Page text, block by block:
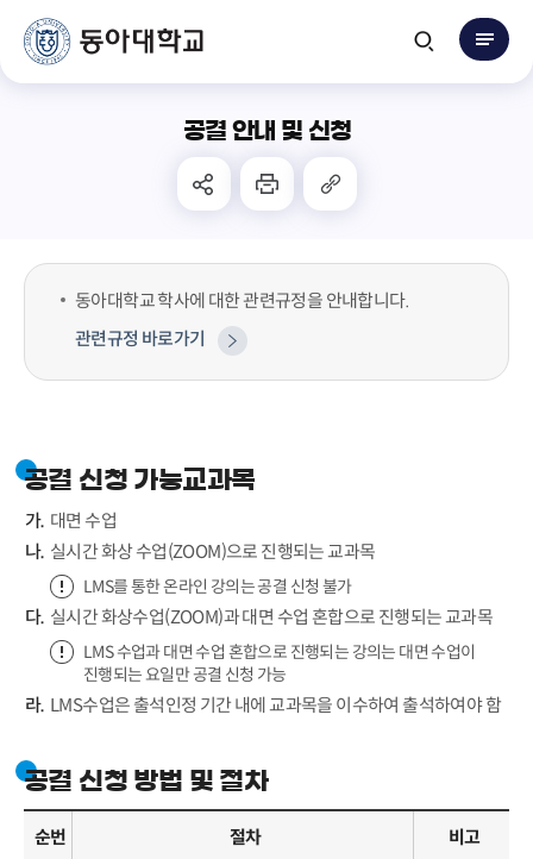
공결 안내 및 신청
동아대학교 학사에 대한 관련규정을 안내합니다.
관련규정 바로가기
공결 신청 가능교과목
대면 수업
실시간 화상 수업(ZOOM)으로 진행되는 교과목
LMS를 통한 온라인 강의는 공결 신청 불가
실시간 화상수업(ZOOM)과 대면 수업 혼합으로 진행되는 교과목
LMS 수업과 대면 수업 혼합으로 진행되는 강의는 대면 수업이
진행되는 요일만 공결 신청 가능
LMS수업은 출석인정 기간 내에 교과목을 이수하여 출석하여야 함
공결 신청 방법 및 절차
순번 절차 비고